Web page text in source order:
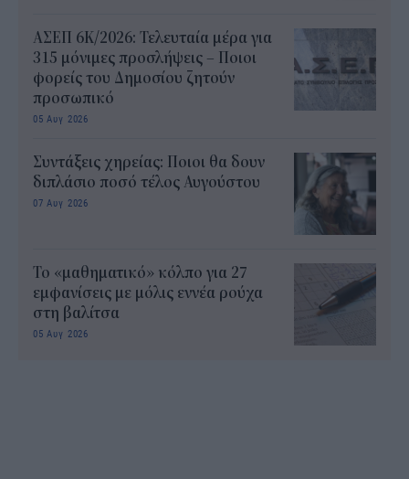
ΑΣΕΠ 6Κ/2026: Τελευταία μέρα για
315 μόνιμες προσλήψεις – Ποιοι
φορείς του Δημοσίου ζητούν
προσωπικό
05 Αυγ 2026
Συντάξεις χηρείας: Ποιοι θα δουν
διπλάσιο ποσό τέλος Αυγούστου
07 Αυγ 2026
Το «μαθηματικό» κόλπο για 27
εμφανίσεις με μόλις εννέα ρούχα
στη βαλίτσα
05 Αυγ 2026